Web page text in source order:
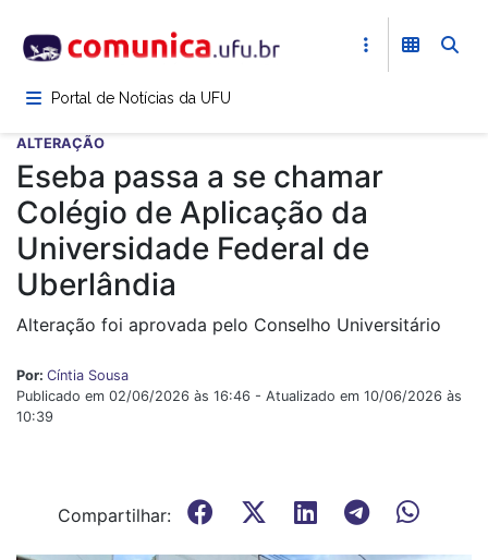
para
conteúdoPortal de Notícias da UFU
ALTERAÇÃO
Eseba passa a se chamar
Colégio de Aplicação da
Universidade Federal de
Uberlândia
Alteração foi aprovada pelo Conselho Universitário
Por: Cíntia Sousa
Publicado em 02/06/2026 às 16:46 - Atualizado em 10/06/2026 às
10:39
Compartilhar: